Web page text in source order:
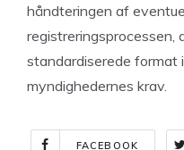
håndteringen af
registreringsprocessen,
standardiserede format
myndighedernes krav.
FACEBOOK